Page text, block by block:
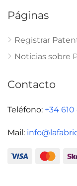
Páginas
Registrar
Noticias sobre
Contacto
Teléfono: +34
Mail: